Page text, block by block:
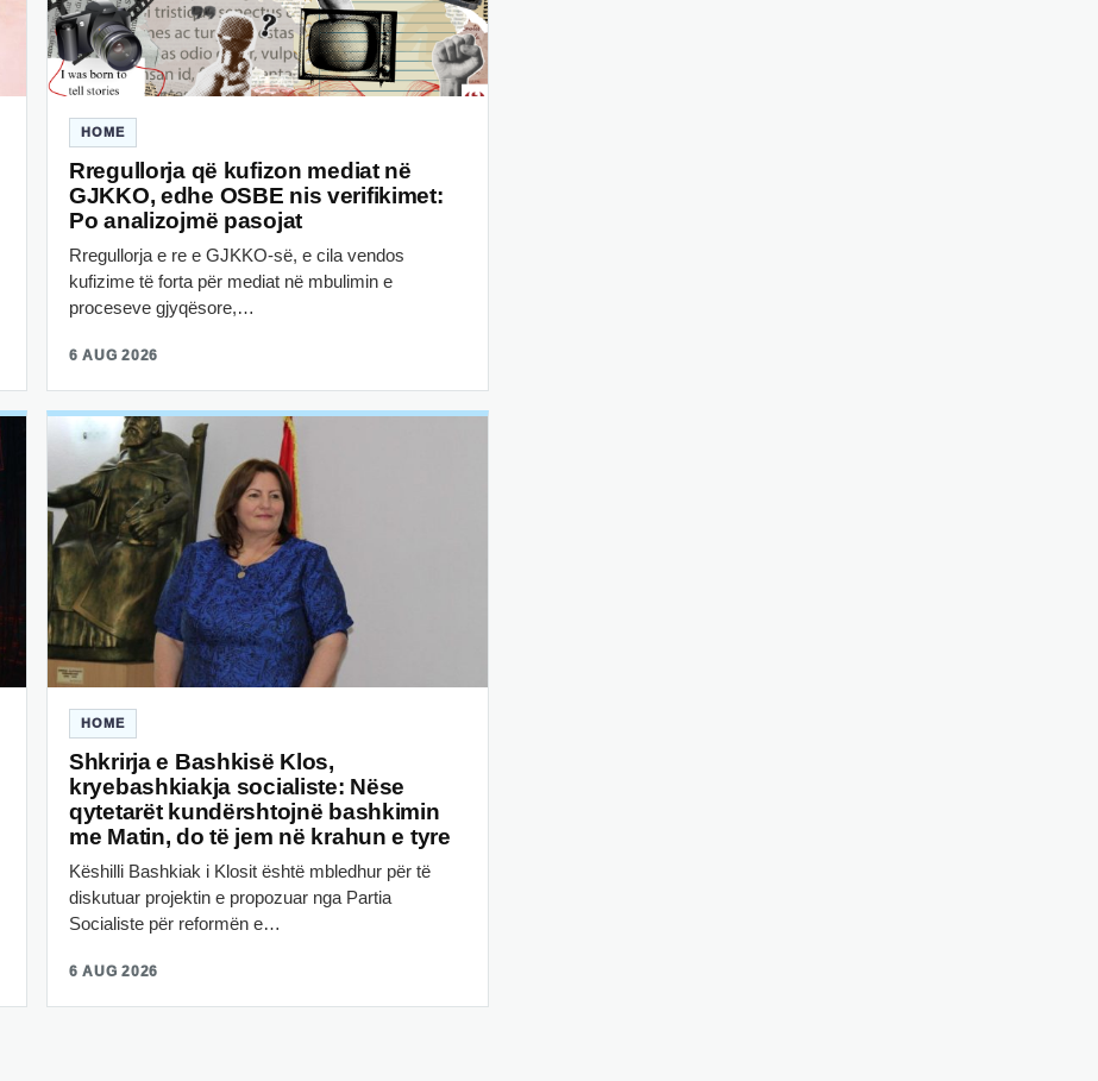
HOME
Rregullorja që kufizon mediat në
GJKKO, edhe OSBE nis verifikimet:
Po analizojmë pasojat
Rregullorja e re e GJKKO-së, e cila vendos
kufizime të forta për mediat në mbulimin e
proceseve gjyqësore,…
6 AUG 2026
HOME
Shkrirja e Bashkisë Klos,
kryebashkiakja socialiste: Nëse
qytetarët kundërshtojnë bashkimin
me Matin, do të jem në krahun e tyre
Këshilli Bashkiak i Klosit është mbledhur për të
diskutuar projektin e propozuar nga Partia
Socialiste për reformën e…
6 AUG 2026